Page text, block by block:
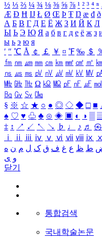
½ ⅓ ⅔ ¼ ¾ ⅛ ⅜ ⅝ ⅞ ¹ ² ³ ⁴ ⁿ
Æ Ð Ħ Ĳ Ł Ø Œ Þ Ŧ Ŋ æ đ ð
А Б В Г Д Е Ё Ж З И Й К Л
Ы Ь Э Ю Я а б в г д е ё ж з
ы ь э ю я
′ ″ ℃ Å ￠ ￡ ￥ ¤ ℉ ‰ ＄
㎙ ㎚ ㎛ ㎜ ㎝ ㎞ ㎟ ㎠ ㎡
㎱ ㎲ ㎳ ㎴ ㎵ ㎶ ㎷ ㎸ ㎹
㎒ ㎓ ㎔ Ω ㏀ ㏁ ㎊ ㎋ ㎌ ㏖
㏃ ㏉ ㏜ ㏆
§ ※ ☆ ★ ○ ● ◎ ◇ ◆ □ ■
♠ ♡ ♥ ♧ ♣ ⊙ ◈ ▣ ◐ ◑ ▒
‡ ↕ ↗ ↙ ↖ ↘ ♭ ♩ ♪ ♬ ㉿
ⅰ
ⅱ ⅲ ⅳ ⅴ ⅵ ⅶ ⅷ ⅸ ⅹ
ط ظ ع غ ف ق ک ل م ن ه
و ی
닫기
통합검색
국내학술논문